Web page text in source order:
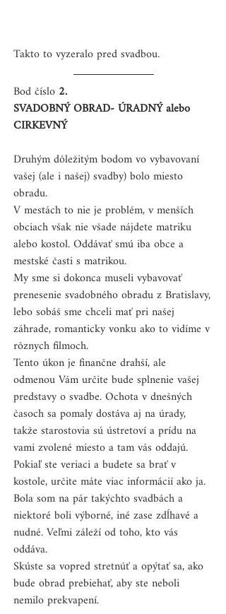
Takto to vyzeralo pred svadbou.
Bod číslo 2.
SVADOBNÝ OBRAD- ÚRADNÝ alebo
CIRKEVNÝ
Druhým dôležitým bodom vo vybavovaní
vašej (ale i našej) svadby) bolo miesto
obradu.
V mestách to nie je problém, v menších
obciach však nie všade nájdete matriku
alebo kostol. Oddávať smú iba obce a
mestské časti s matrikou.
My sme si dokonca museli vybavovať
prenesenie svadobného obradu z Bratislavy,
lebo sobáš sme chceli mať pri našej
záhrade, romanticky vonku ako to vidíme v
rôznych filmoch.
Tento úkon je finančne drahší, ale
odmenou Vám určite bude splnenie vašej
predstavy o svadbe. Ochota v dnešných
časoch sa pomaly dostáva aj na úrady,
takže starostovia sú ústretoví a prídu na
vami zvolené miesto a tam vás oddajú.
Pokiaľ ste veriaci a budete sa brať v
kostole, určite máte viac informácií ako ja.
Bola som na pár takýchto svadbách a
niektoré boli výborné, iné zase zdĺhavé a
nudné. Veľmi záleží od toho, kto vás
oddáva.
Skúste sa vopred stretnúť a opýtať sa, ako
bude obrad prebiehať, aby ste neboli
nemilo prekvapení.